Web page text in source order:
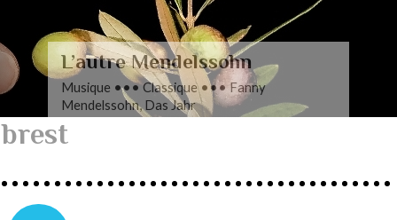
L’autre Mendelssohn
Musique ••• Classique ••• Fanny
Mendelssohn, Das Jahr
brest